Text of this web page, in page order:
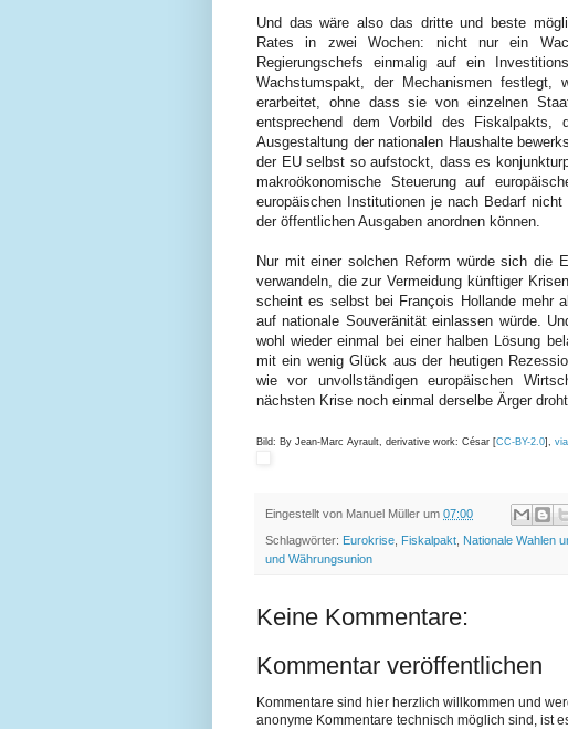
Und das wäre also das dritte und beste
Rates in zwei Wochen: nicht nur ein
Regierungschefs einmalig auf ein
Wachstumspakt, der Mechanismen festlegt,
erarbeitet, ohne dass sie von einzelnen
entsprechend dem Vorbild des Fiskalpakts,
Ausgestaltung der nationalen Haushalte
der EU selbst so aufstockt, dass es
makroökonomische Steuerung auf
europäischen Institutionen je nach Bedarf
der öffentlichen Ausgaben anordnen können.
Nur mit einer solchen Reform würde sich die
verwandeln, die zur Vermeidung künftiger
scheint es selbst bei François Hollande mehr
auf nationale Souveränität einlassen würde.
wohl wieder einmal bei einer halben Lösung
mit ein wenig Glück aus der heutigen
wie vor unvollständigen europäischen
nächsten Krise noch einmal derselbe Ärger droht.
Bild: By Jean-Marc Ayrault, derivative work: César [CC-BY-2.0],
Eingestellt von Manuel Müller um 07:00
Schlagwörter: Eurokrise Fiskalpakt Nationale Wahlen
und Währungsunion
Keine Kommentare:
Kommentar veröffentlichen
Kommentare sind hier herzlich willkommen und
anonyme Kommentare technisch möglich sind, ist